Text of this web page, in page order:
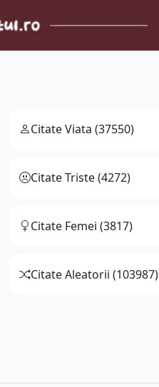
Citate Viata (37550)
Citate Triste (4272)
Citate Femei (3817)
Citate Aleatorii (103987)